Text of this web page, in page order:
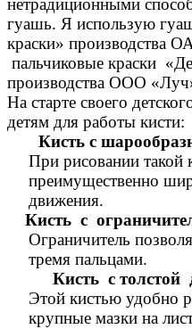
нетрадиционными
гуашь. Я использую
краски» производства
пальчиковые краски
производства ООО
На старте своего
детям для работы кисти:
Кисть с
При рисовании такой
преимущественно
движения.
Кисть с
Ограничитель
тремя пальцами.
Кисть с толстой
Этой кистью удобно
крупные мазки на